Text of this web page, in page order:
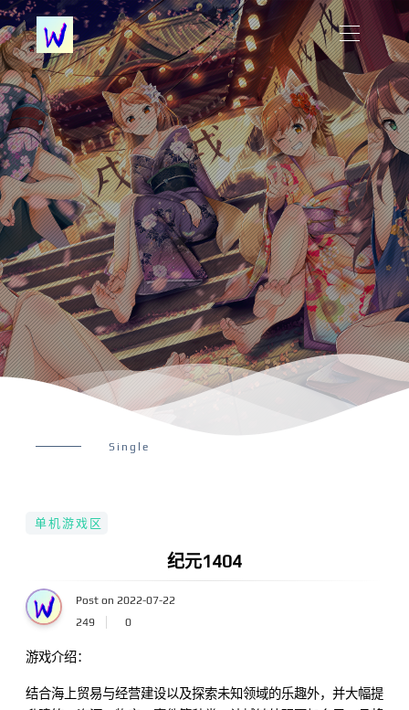
Single
单机游戏区
纪元1404
Post on 2022-07-22
249
0
游戏介绍：
结合海上贸易与经营建设以及探索未知领域的乐趣外，并大幅提